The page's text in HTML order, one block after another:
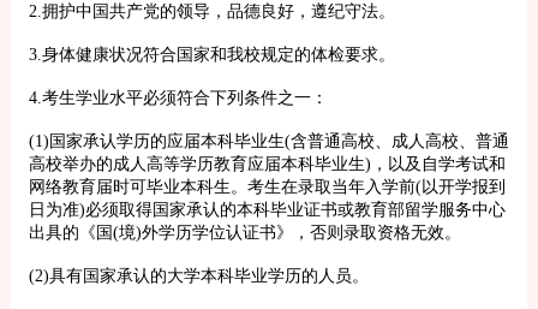
2.拥护中国共产党的领导，品德良好，遵纪守法。
3.身体健康状况符合国家和我校规定的体检要求。
4.考生学业水平必须符合下列条件之一：
(1)国家承认学历的应届本科毕业生(含普通高校、成人高校、普通
高校举办的成人高等学历教育应届本科毕业生)，以及自学考试和
网络教育届时可毕业本科生。考生在录取当年入学前(以开学报到
日为准)必须取得国家承认的本科毕业证书或教育部留学服务中心
出具的《国(境)外学历学位认证书》，否则录取资格无效。
(2)具有国家承认的大学本科毕业学历的人员。